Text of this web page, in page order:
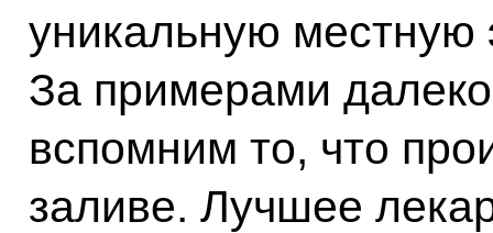
уникальную местную
За примерами
вспомним то, что
заливе. Лучшее